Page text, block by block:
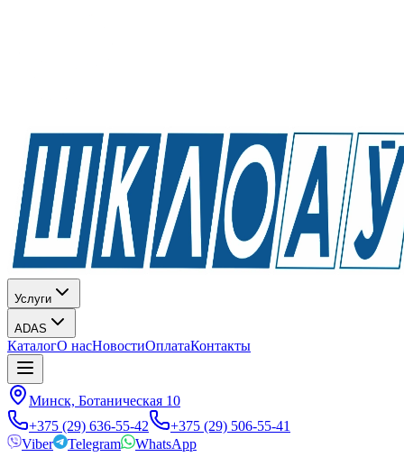
Услуги
ADAS
КаталогО насНовостиОплатаКонтакты
Минск, Ботаническая 10
+375 (29) 636-55-42
+375 (29) 506-55-41
Viber
Telegram WhatsApp